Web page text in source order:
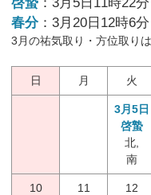
春分 ：3月20日12時6分
3月の祐気取り・方位取り
日 月 火
3月5日
啓蟄
北,
南
10
11
12